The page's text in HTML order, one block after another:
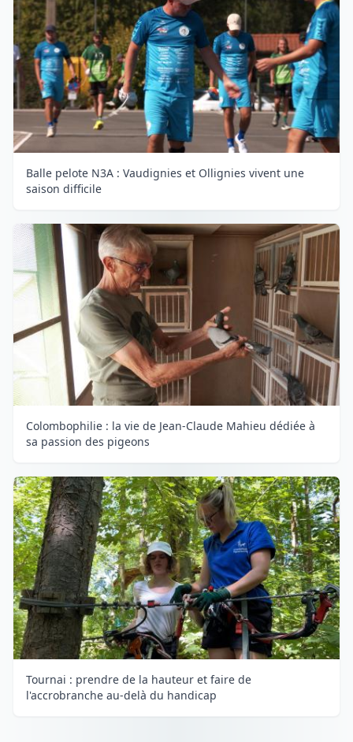
Balle pelote N3A : Vaudignies et Ollignies vivent une
saison difficile
Colombophilie : la vie de Jean-Claude Mahieu dédiée à
sa passion des pigeons
Tournai : prendre de la hauteur et faire de
l'accrobranche au-delà du handicap